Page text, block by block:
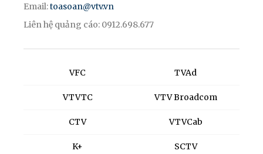
Email:toasoan@vtv.vn
Liên hệ quảng cáo: 0912.698.677
VFC
VTVTC
CTV
K+
TVAd
VTV Broadcom
VTVCab
SCTV